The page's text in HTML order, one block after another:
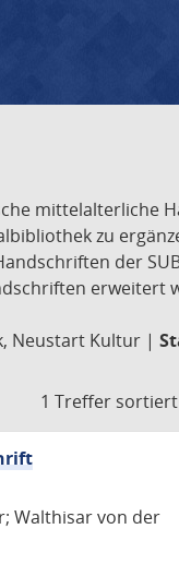
mittelalterliche
zu
der
erweitert
Neustart Kultur |
1 Treffer
Walthisar von der